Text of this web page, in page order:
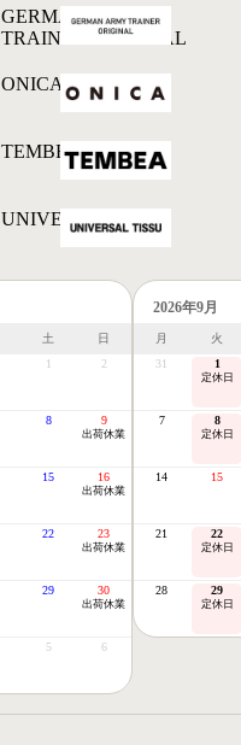
GERMAN ARMY
TRAINER ORIGINAL
ONICA
TEMBEA
UNIVERSAL TISSU
土
日
1 2
8 9
出荷休業
15 16
出荷休業
22 23
出荷休業
29 30
出荷休業
5 6
2026年9月
月 火
31
1
定休日
7 8
定休日
14 15
21 22
定休日
28 29
定休日